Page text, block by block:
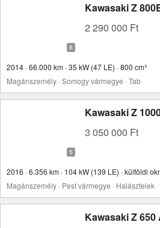
2 290 000 Ft
2014 · 66.000 km · 35 kW (47 LE) · 800 cm³
Magánszemély · Somogy vármegye · Tab
Kawasaki Z
3 050 000 Ft
2016 · 6.356 km · 104 kW (139 LE) · külföldi
Magánszemély · Pest vármegye · Halásztelek
Kawasaki Z 650